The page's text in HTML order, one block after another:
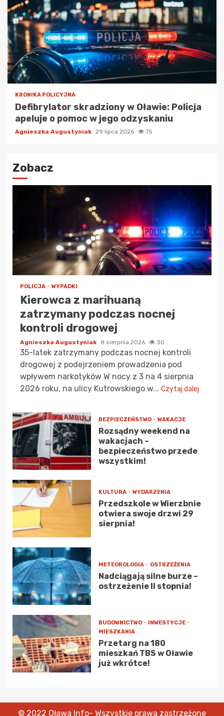
KRONIKA POLICYJNA
Defibrylator skradziony w Oławie: Policja
apeluje o pomoc w jego odzyskaniu
Agnieszka Augustyniak 29 lipca 2026 75
Zobacz
POLICJA WYPADKI
Kierowca z marihuaną
zatrzymany podczas nocnej
kontroli drogowej
Agnieszka Augustyniak 8 sierpnia 2026 30
35-latek zatrzymany podczas nocnej kontroli
drogowej z podejrzeniem prowadzenia pod
wpływem narkotyków W nocy z 3 na 4 sierpnia
2026 roku, na ulicy Kutrowskiego w... Czytaj dalej
BEZPIECZEŃSTWO WAKACJE
Rozsądny weekend na
wakacjach –
bezpieczeństwo przede
wszystkim!
KULTURA WYDARZENIA
Przedszkole w Wierzbnie
otwiera swoje drzwi 29
sierpnia!
METEOROLOGIA OSTRZEŻENIA
Nadciągają silne burze –
ostrzeżenie II stopnia!
BUDOWNICTWO
INWESTYCJE
MIESZKANIA
Przetarg na 180
mieszkań TBS w Oławie
już wkrótce!
© 2022 Oława Info- Wszystkie prawa zastrzeżone